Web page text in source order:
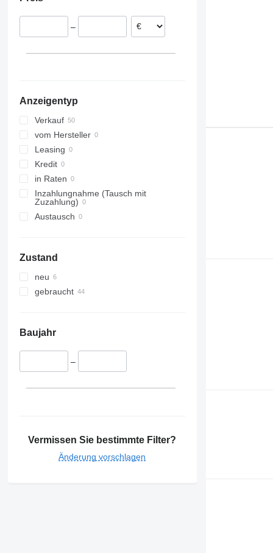
Spanien
Belgien
–
Anzeigentyp
Verkauf
vom Hersteller
Leasing
Kredit
in Raten
Inzahlungnahme (Tausch mit
Zuzahlung)
Austausch
Zustand
neu
gebraucht
Baujahr
–
Vermissen Sie bestimmte Filter?
Änderung vorschlagen